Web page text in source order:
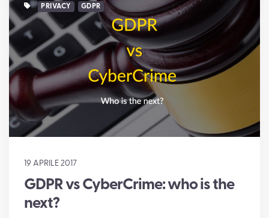
19 APRILE 2017
GDPR vs CyberCrime: who is the
next?
PRIVACY GDPR